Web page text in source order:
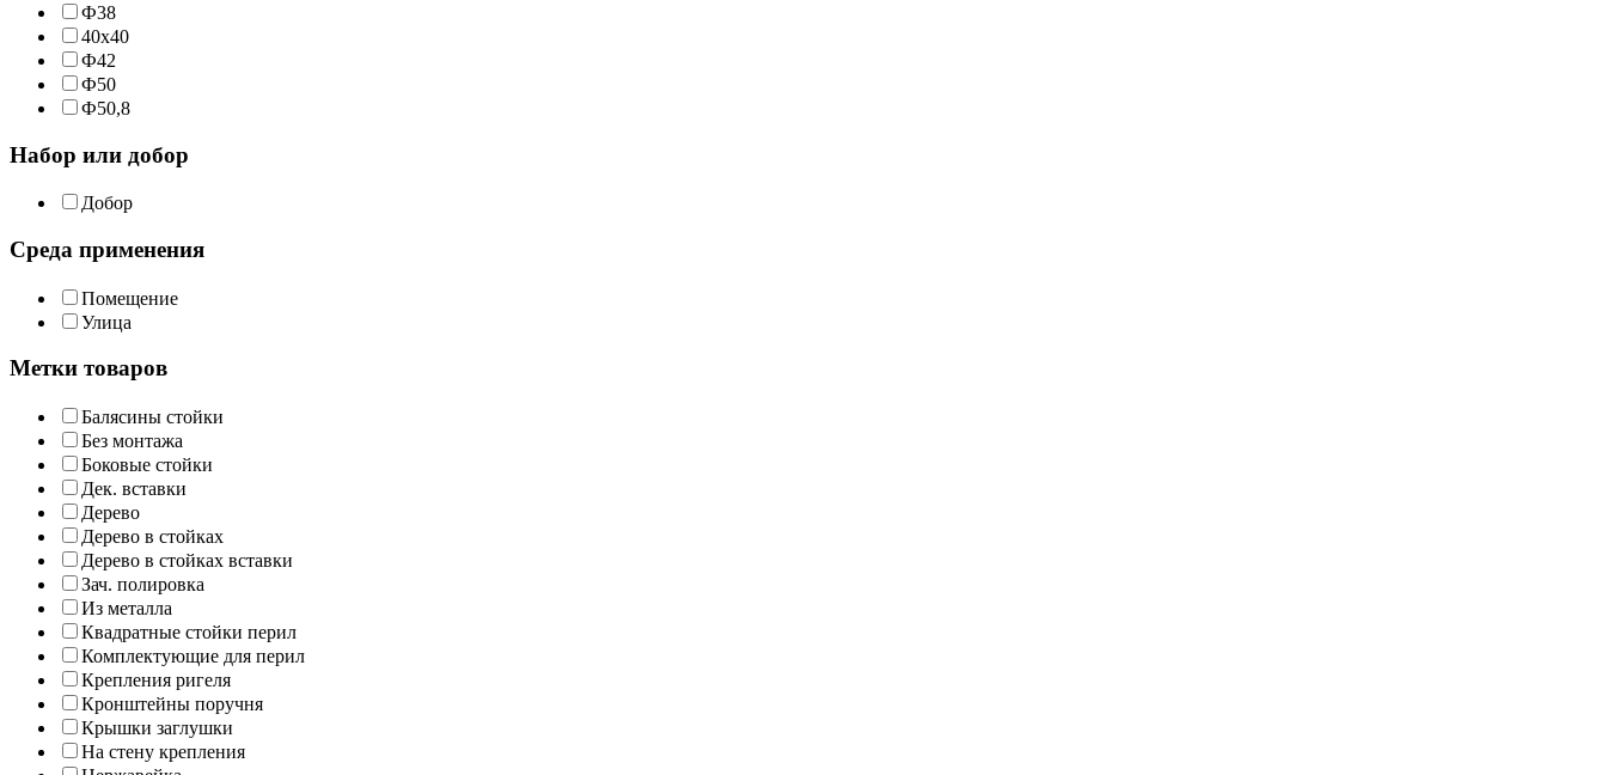
Ф38
40х40
Ф42
Ф50
Ф50,8
Набор или добор
Добор
Среда применения
Помещение
Улица
Метки товаров
Балясины стойки
Без монтажа
Боковые стойки
Дек. вставки
Дерево
Дерево в стойках
Дерево в стойках вставки
Зач. полировка
Из металла
Квадратные стойки перил
Комплектующие для перил
Крепления ригеля
Кронштейны поручня
Крышки заглушки
На стену крепления